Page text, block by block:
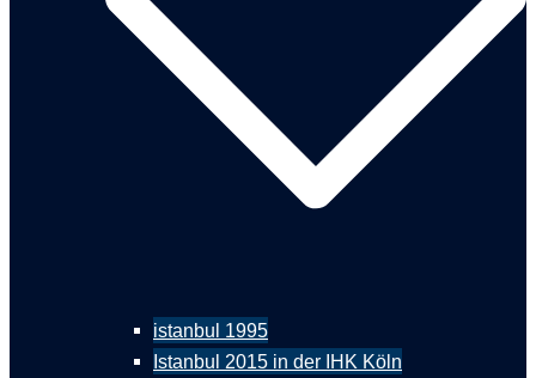
istanbul 1995
Istanbul 2015 in der IHK Köln